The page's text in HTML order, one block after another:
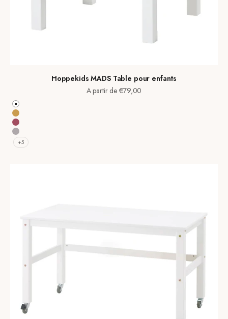
Hoppekids MADS Table pour enfants
Prix de vente
A partir de €79,00
Blanc
Autumn Yellow
Baroque Rose
Dove Grey
+5